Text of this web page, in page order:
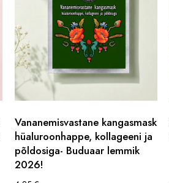
Vananemisvastane kangasmask
hüaluroonhappe, kollageeni ja
põldosiga- Buduaar lemmik
2026!